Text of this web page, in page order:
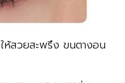
ให้สวยสะพรึง ขนตางอน